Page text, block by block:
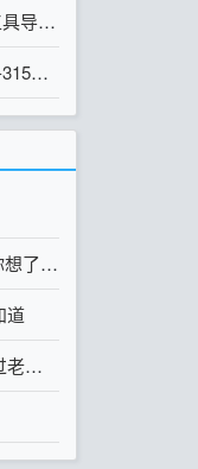
导航
友
了解
道
老网